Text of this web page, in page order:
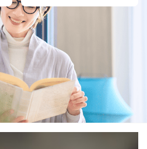
部署名、氏名、住所
（会社名）
のご請求
とについて代理人に委任する場
て、下記書類をご同封くださ
捺印し、捺印した印鑑の印鑑登
ください。
どの法定代理人の場合は、委任